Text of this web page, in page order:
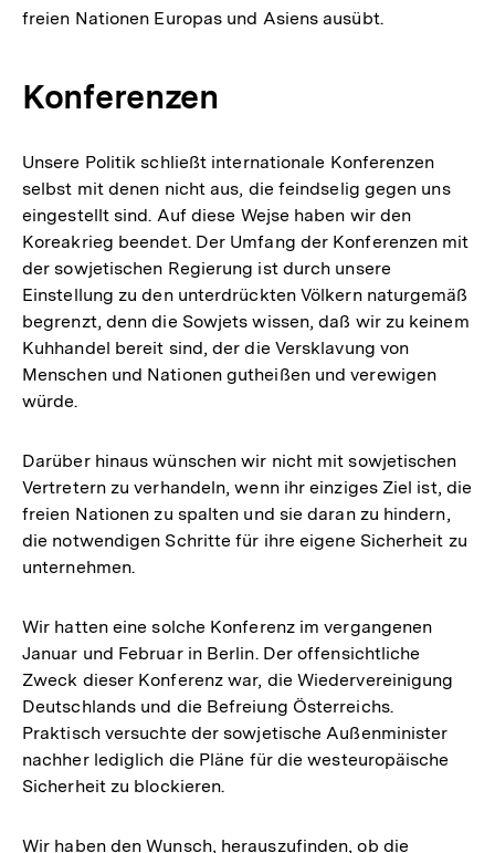
freien Nationen Europas und Asiens ausübt.
Konferenzen
Unsere Politik schließt internationale Konferenzen
selbst mit denen nicht aus, die feindselig gegen uns
eingestellt sind. Auf diese Wejse haben wir den
Koreakrieg beendet. Der Umfang der Konferenzen mit
der sowjetischen Regierung ist durch unsere
Einstellung zu den unterdrückten Völkern naturgemäß
begrenzt, denn die Sowjets wissen, daß wir zu keinem
Kuhhandel bereit sind, der die Versklavung von
Menschen und Nationen gutheißen und verewigen
würde.
Darüber hinaus wünschen wir nicht mit sowjetischen
Vertretern zu verhandeln, wenn ihr einziges Ziel ist, die
freien Nationen zu spalten und sie daran zu hindern,
die notwendigen Schritte für ihre eigene Sicherheit zu
unternehmen.
Wir hatten eine solche Konferenz im vergangenen
Januar und Februar in Berlin. Der offensichtliche
Zweck dieser Konferenz war, die Wiedervereinigung
Deutschlands und die Befreiung Österreichs.
Praktisch versuchte der sowjetische Außenminister
nachher lediglich die Pläne für die westeuropäische
Sicherheit zu blockieren.
Wir haben den Wunsch, herauszufinden, ob die